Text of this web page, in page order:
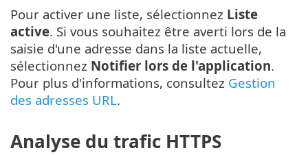
Pour activer une liste, sélectionnez Liste
active. Si vous souhaitez être averti lors de la
saisie d'une adresse dans la liste actuelle,
sélectionnez Notifier lors de l'application.
Pour plus d'informations, consultez Gestion
des adresses URL.
Analyse du trafic HTTPS